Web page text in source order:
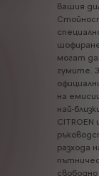
вашия
могат да
гумите.
на
най-
CITROEN
разхода
свободно